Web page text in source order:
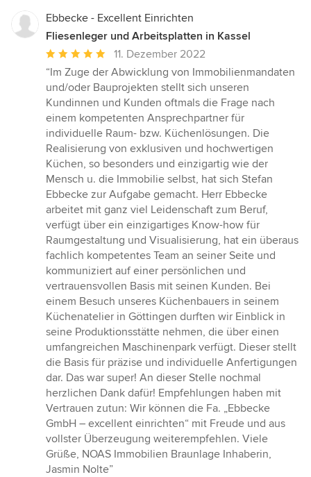
Ebbecke - Excellent Einrichten
Fliesenleger und Arbeitsplatten in Kassel
Durchschnittliche
Bewertung:
5
von
5
Sternen
11. Dezember 2022
“Im Zuge der Abwicklung von Immobilienmandaten
und/oder Bauprojekten stellt sich unseren
Kundinnen und Kunden oftmals die Frage nach
einem kompetenten Ansprechpartner für
individuelle Raum- bzw. Küchenlösungen. Die
Realisierung von exklusiven und hochwertigen
Küchen, so besonders und einzigartig wie der
Mensch u. die Immobilie selbst, hat sich Stefan
Ebbecke zur Aufgabe gemacht. Herr Ebbecke
arbeitet mit ganz viel Leidenschaft zum Beruf,
verfügt über ein einzigartiges Know-how für
Raumgestaltung und Visualisierung, hat ein überaus
fachlich kompetentes Team an seiner Seite und
kommuniziert auf einer persönlichen und
vertrauensvollen Basis mit seinen Kunden. Bei
einem Besuch unseres Küchenbauers in seinem
Küchenatelier in Göttingen durften wir Einblick in
seine Produktionsstätte nehmen, die über einen
umfangreichen Maschinenpark verfügt. Dieser stellt
die Basis für präzise und individuelle Anfertigungen
dar. Das war super! An dieser Stelle nochmal
herzlichen Dank dafür! Empfehlungen haben mit
Vertrauen zutun: Wir können die Fa. „Ebbecke
GmbH – excellent einrichten“ mit Freude und aus
vollster Überzeugung weiterempfehlen. Viele
Grüße, NOAS Immobilien Braunlage Inhaberin,
Jasmin Nolte”